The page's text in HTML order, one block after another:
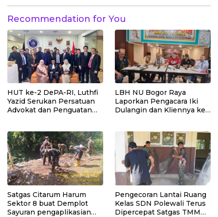
Recommendation for You
HUT ke-2 DePA-RI, Luthfi
Yazid Serukan Persatuan
Advokat dan Penguatan
LBH NU Bogor Raya
Laporkan Pengacara Iki
Dulangin dan Kliennya ke
Satgas Citarum Harum
Sektor 8 buat Demplot
Sayuran pengaplikasian
Pengecoran Lantai Ruang
Kelas SDN Polewali Terus
Dipercepat Satgas TMMD